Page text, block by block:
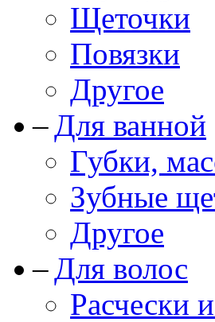
Щеточки
Повязки
Другое
Для ванной
Губки,
Зубные
Другое
Для волос
Расчески